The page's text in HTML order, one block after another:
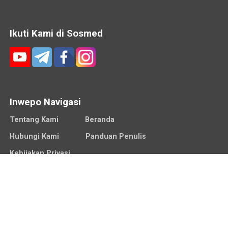
Ikuti Kami di Sosmed
Inwepo Navigasi
Tentang Kami
Beranda
Hubungi Kami
Panduan Penulis
Kebijakan Privasi